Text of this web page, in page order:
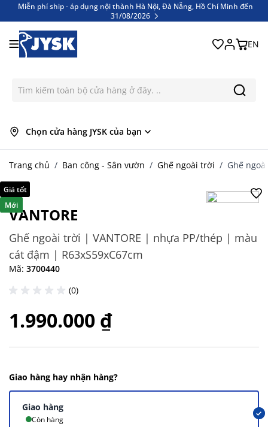
Miễn phí ship - áp dụng nội thành Hà Nội, Đà Nẵng, Hồ Chí Minh đến
31/08/2026
Miễn phí ship - áp dụng nội thành Hà Nội, Đà Nẵng, Hồ Chí Minh đến
EN
Chọn cửa hàng JYSK của bạn
Trang chủ / Ban công - Sân vườn / Ghế ngoài trời / Ghế
Giá tốt
Mới
VANTORE
Ghế ngoài trời | VANTORE | nhựa PP/thép | màu
cát đậm | R63xS59xC67cm
Mã: 3700440
(0)
1.990.000 ₫
Giao hàng hay nhận hàng?
Giao hàng
Còn hàng